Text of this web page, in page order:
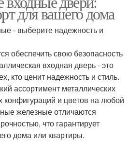
для вашего дома
- выберите надежность и
обеспечить свою безопасность
входная дверь - это
кто ценит надежность и стиль.
ассортимент металлических
и цветов на любой
железные отличаются
что гарантирует
дома или квартиры.